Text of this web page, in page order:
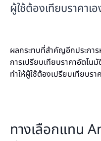
ผู้ใช้ต้องเทียบราคาเอ
ผลกระทบที่สำคัญอีกประกา
การเปรียบเทียบราคาอัตโน
ทำให้ผู้ใช้ต้องเปรียบเทียบร
ทางเลือกแทน